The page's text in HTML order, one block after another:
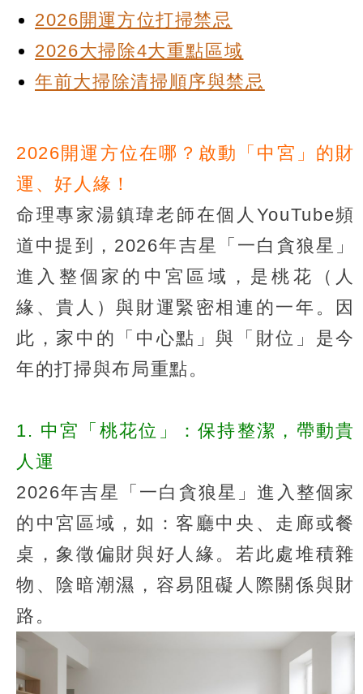
2026開運方位打掃禁忌
2026大掃除4大重點區域
年前大掃除清掃順序與禁忌
2026開運方位在哪？啟動「中宮」的財
運、好人緣！
命理專家湯鎮瑋老師在個人YouTube頻
道中提到，2026年吉星「一白貪狼星」
進入整個家的中宮區域，是桃花（人
緣、貴人）與財運緊密相連的一年。因
此，家中的「中心點」與「財位」是今
年的打掃與布局重點。
1. 中宮「桃花位」：保持整潔，帶動貴
人運
2026年吉星「一白貪狼星」進入整個家
的中宮區域，如：客廳中央、走廊或餐
桌，象徵偏財與好人緣。若此處堆積雜
物、陰暗潮濕，容易阻礙人際關係與財
路。